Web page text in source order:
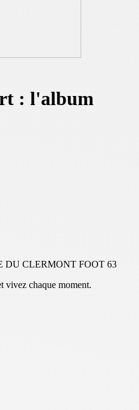
: l'album
DU CLERMONT FOOT 63
vivez chaque moment.